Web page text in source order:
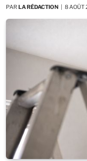
PAR LA RÉDACTION 8 AOÛT